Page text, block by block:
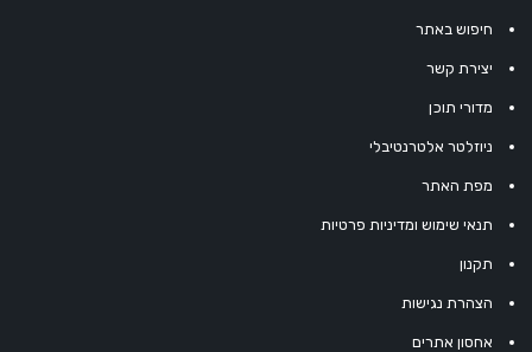
חיפוש באתר
יצירת קשר
מדורי תוכן
ניוזלטר אלטרנטיבלי
מפת האתר
תנאי שימוש ומדיניות פרטיות
תקנון
הצהרת נגישות
אחסון אתרים